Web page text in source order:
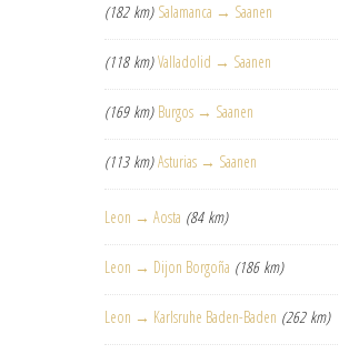
(182 km) Salamanca → Saanen
(118 km) Valladolid → Saanen
(169 km) Burgos → Saanen
(113 km) Asturias → Saanen
Leon → Aosta (84 km)
Leon → Dijon Borgoña (186 km)
Leon → Karlsruhe Baden-Baden (262 km)